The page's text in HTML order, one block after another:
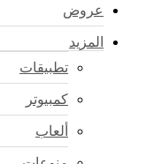
عروض
المزيد
تطبيقات
كمبيوتر
ألعاب